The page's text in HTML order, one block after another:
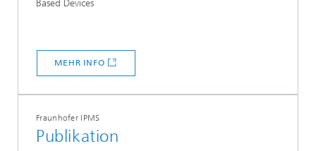
Based Devices
MEHR INFO
Fraunhofer IPMS
Publikation